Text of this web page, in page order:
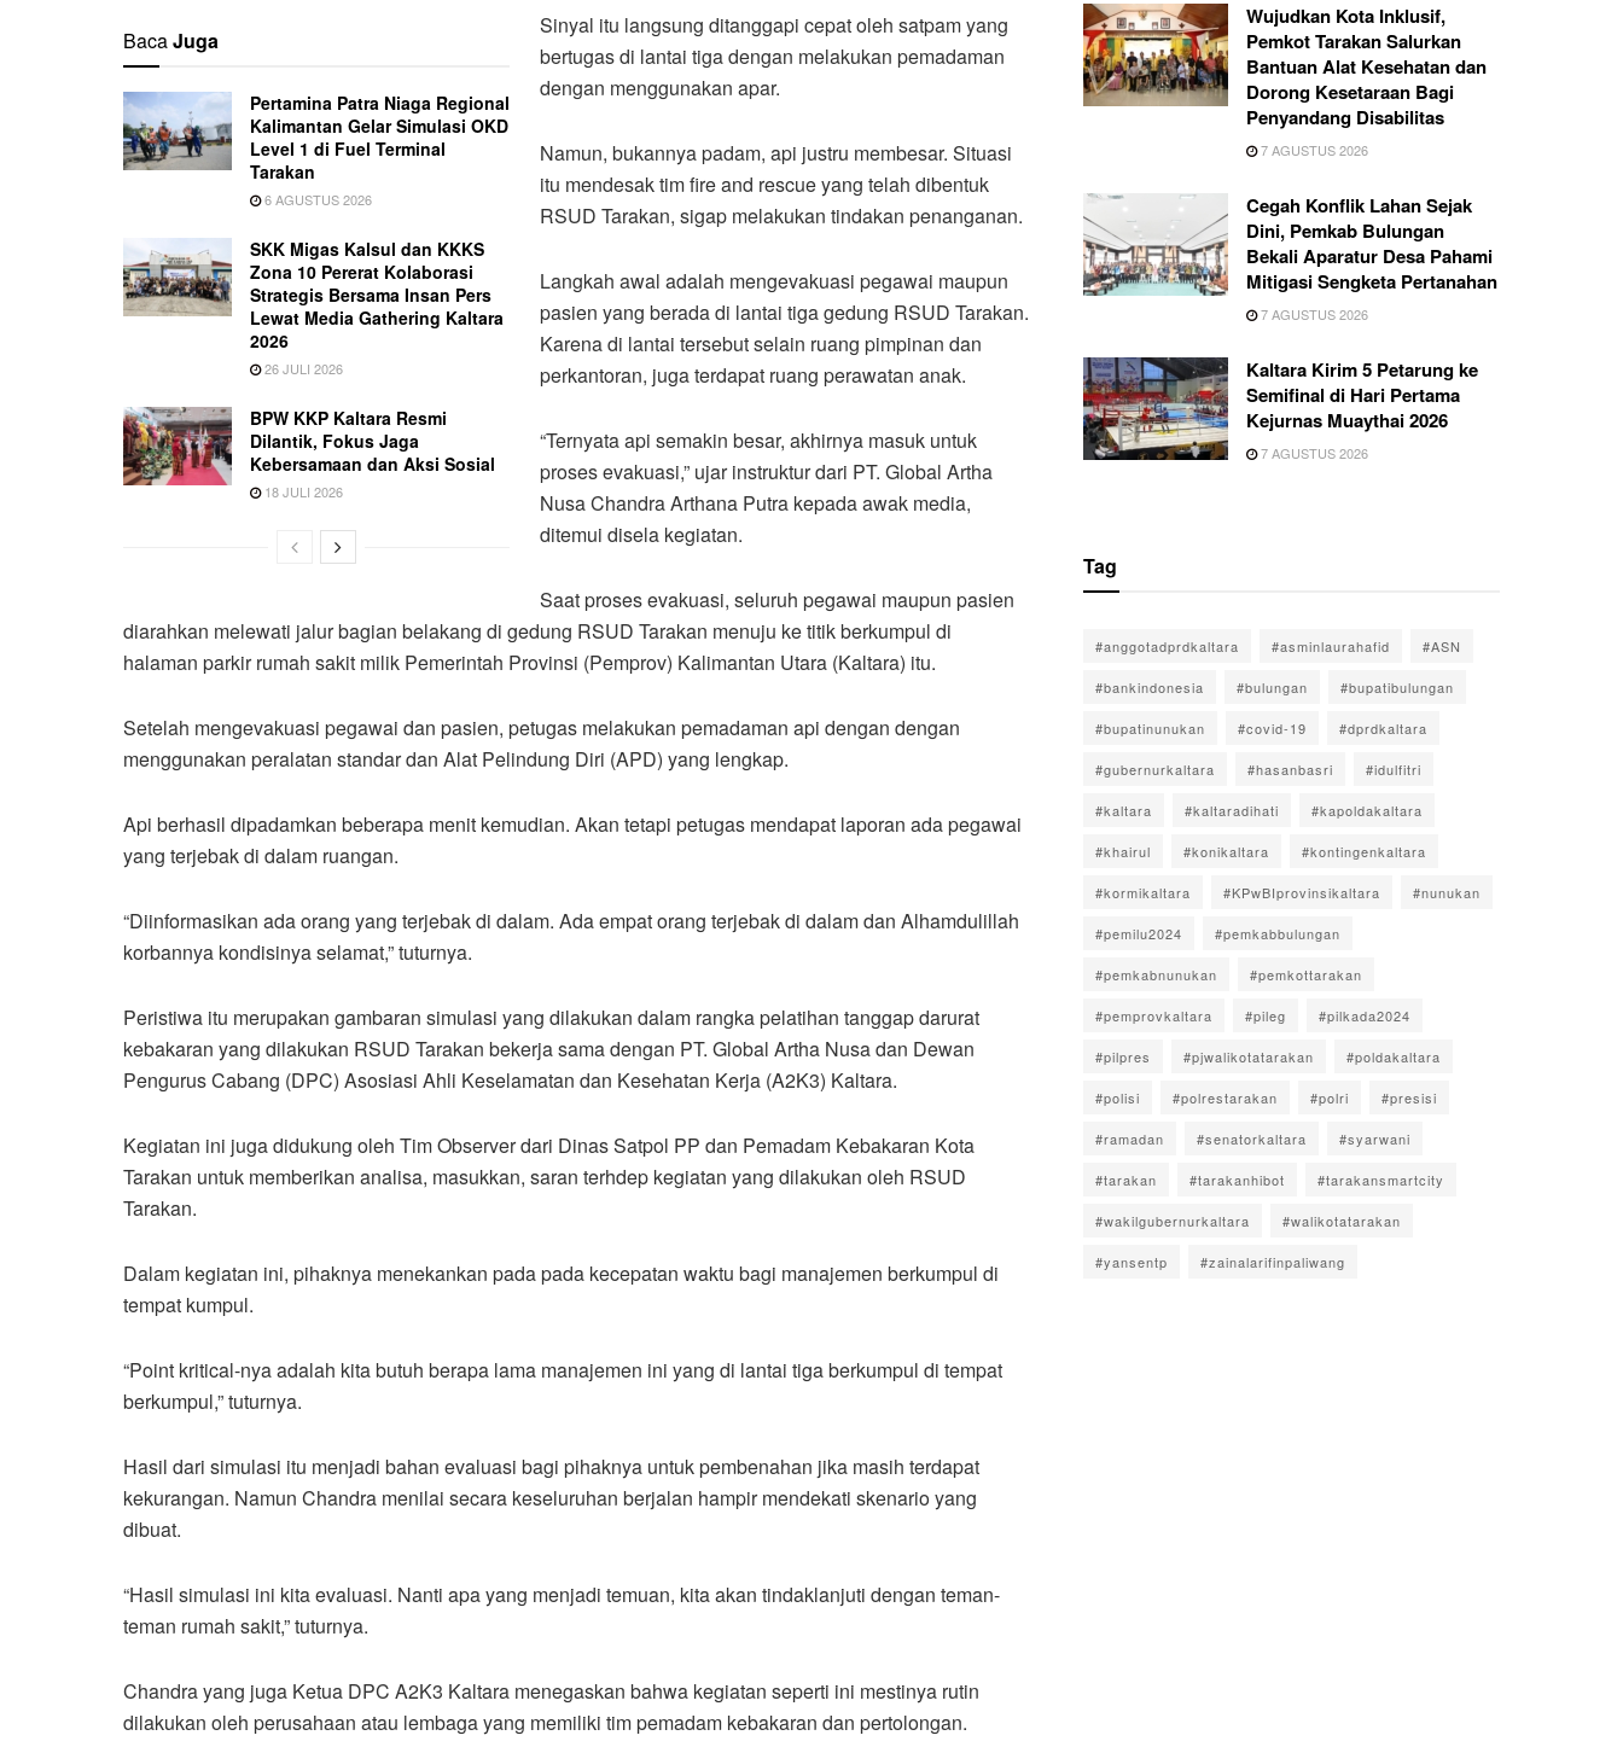
BacaJuga
Pertamina Patra Niaga Regional
Kalimantan Gelar Simulasi OKD
Level 1 di Fuel Terminal
Tarakan
6 AGUSTUS 2026
SKK Migas Kalsul dan KKKS
Zona 10 Pererat Kolaborasi
Strategis Bersama Insan Pers
Lewat Media Gathering Kaltara
2026
26 JULI 2026
BPW KKP Kaltara Resmi
Dilantik, Fokus Jaga
Kebersamaan dan Aksi Sosial
18 JULI 2026
Sinyal itu langsung ditanggapi cepat oleh satpam yang
bertugas di lantai tiga dengan melakukan pemadaman
dengan menggunakan apar.
Namun, bukannya padam, api justru membesar. Situasi
itu mendesak tim fire and rescue yang telah dibentuk
RSUD Tarakan, sigap melakukan tindakan penanganan.
Langkah awal adalah mengevakuasi pegawai maupun
pasien yang berada di lantai tiga gedung RSUD Tarakan.
Karena di lantai tersebut selain ruang pimpinan dan
perkantoran, juga terdapat ruang perawatan anak.
“Ternyata api semakin besar, akhirnya masuk untuk
proses evakuasi,” ujar instruktur dari PT. Global Artha
Nusa Chandra Arthana Putra kepada awak media,
ditemui disela kegiatan.
Saat proses evakuasi, seluruh pegawai maupun pasien
diarahkan melewati jalur bagian belakang di gedung RSUD Tarakan menuju ke titik berkumpul di
halaman parkir rumah sakit milik Pemerintah Provinsi (Pemprov) Kalimantan Utara (Kaltara) itu.
Setelah mengevakuasi pegawai dan pasien, petugas melakukan pemadaman api dengan dengan
menggunakan peralatan standar dan Alat Pelindung Diri (APD) yang lengkap.
Api berhasil dipadamkan beberapa menit kemudian. Akan tetapi petugas mendapat laporan ada pegawai
yang terjebak di dalam ruangan.
“Diinformasikan ada orang yang terjebak di dalam. Ada empat orang terjebak di dalam dan Alhamdulillah
korbannya kondisinya selamat,” tuturnya.
Peristiwa itu merupakan gambaran simulasi yang dilakukan dalam rangka pelatihan tanggap darurat
kebakaran yang dilakukan RSUD Tarakan bekerja sama dengan PT. Global Artha Nusa dan Dewan
Pengurus Cabang (DPC) Asosiasi Ahli Keselamatan dan Kesehatan Kerja (A2K3) Kaltara.
Kegiatan ini juga didukung oleh Tim Observer dari Dinas Satpol PP dan Pemadam Kebakaran Kota
Tarakan untuk memberikan analisa, masukkan, saran terhdep kegiatan yang dilakukan oleh RSUD
Tarakan.
Dalam kegiatan ini, pihaknya menekankan pada pada kecepatan waktu bagi manajemen berkumpul di
tempat kumpul.
“Point kritical-nya adalah kita butuh berapa lama manajemen ini yang di lantai tiga berkumpul di tempat
berkumpul,” tuturnya.
Hasil dari simulasi itu menjadi bahan evaluasi bagi pihaknya untuk pembenahan jika masih terdapat
kekurangan. Namun Chandra menilai secara keseluruhan berjalan hampir mendekati skenario yang
dibuat.
“Hasil simulasi ini kita evaluasi. Nanti apa yang menjadi temuan, kita akan tindaklanjuti dengan teman-
teman rumah sakit,” tuturnya.
Chandra yang juga Ketua DPC A2K3 Kaltara menegaskan bahwa kegiatan seperti ini mestinya rutin
dilakukan oleh perusahaan atau lembaga yang memiliki tim pemadam kebakaran dan pertolongan.
Wujudkan Kota Inklusif,
Pemkot Tarakan Salurkan
Bantuan Alat Kesehatan dan
Dorong Kesetaraan Bagi
Penyandang Disabilitas
7 AGUSTUS 2026
Cegah Konflik Lahan Sejak
Dini, Pemkab Bulungan
Bekali Aparatur Desa Pahami
Mitigasi Sengketa Pertanahan
7 AGUSTUS 2026
Kaltara Kirim 5 Petarung ke
Semifinal di Hari Pertama
Kejurnas Muaythai 2026
7 AGUSTUS 2026
Tag
#anggotadprdkaltara #asminlaurahafid #ASN
#bankindonesia #bulungan #bupatibulungan
#bupatinunukan #covid-19 #dprdkaltara
#gubernurkaltara #hasanbasri #idulfitri
#kaltara #kaltaradihati #kapoldakaltara
#khairul #konikaltara #kontingenkaltara
#kormikaltara #KPwBIprovinsikaltara #nunukan
#pemilu2024 #pemkabbulungan
#pemkabnunukan #pemkottarakan
#pemprovkaltara #pileg #pilkada2024
#pilpres #pjwalikotatarakan #poldakaltara
#polisi #polrestarakan #polri #presisi
#ramadan #senatorkaltara #syarwani
#tarakan #tarakanhibot #tarakansmartcity
#wakilgubernurkaltara #walikotatarakan
#yansentp #zainalarifinpaliwang